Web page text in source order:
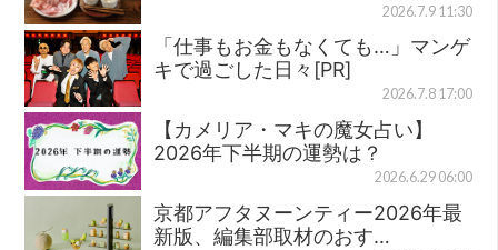
2026.7.9 11:30
「仕事もお金もなくても…」マンゲ
キで過ごした日々[PR]
2026.7.8 17:00
【カメリア・マキの魔女占い】
2026年下半期の運勢は？
2026.6.29 06:00
京都アフタヌーンティー2026年最
新版、編集部取材のおす…